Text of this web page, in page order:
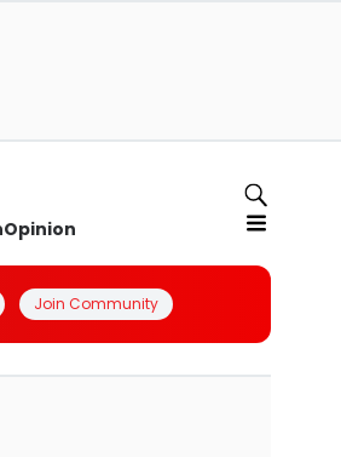
Opinion
Join Community